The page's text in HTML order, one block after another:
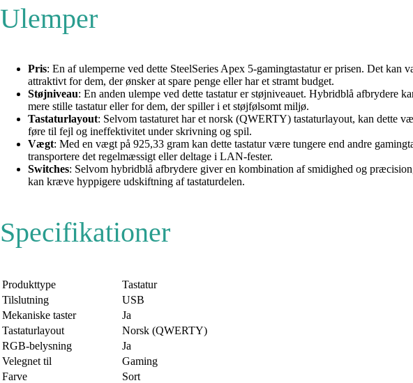
Ulemper
Pris: En af ulemperne ved dette SteelSeries Apex 5-gamingtastatur er prisen. Det
attraktivt for dem, der ønsker at spare penge eller har et stramt budget.
Støjniveau: En anden ulempe ved dette tastatur er støjniveauet. Hybridblå afbrydere
mere stille tastatur eller for dem, der spiller i et støjfølsomt miljø.
Tastaturlayout: Selvom tastaturet har et norsk (QWERTY) tastaturlayout, kan dette
føre til fejl og ineffektivitet under skrivning og spil.
Vægt: Med en vægt på 925,33 gram kan dette tastatur være tungere end andre
transportere det regelmæssigt eller deltage i LAN-fester.
Switches: Selvom hybridblå afbrydere giver en kombination af smidighed og
kan kræve hyppigere udskiftning af tastaturdelen.
Specifikationer
Produkttype
Tastatur
Tilslutning
USB
Mekaniske taster
Ja
Tastaturlayout
Norsk (QWERTY)
RGB-belysning
Ja
Velegnet til
Gaming
Farve
Sort